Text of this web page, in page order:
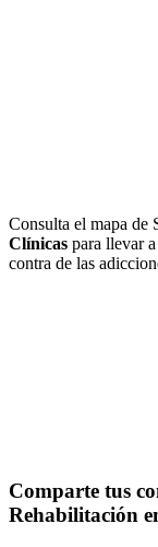
Consulta el mapa de
Clínicas para llevar
contra de las
Comparte tus
Rehabilitación